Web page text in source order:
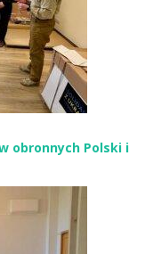
obronnych Polski i